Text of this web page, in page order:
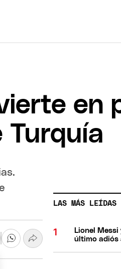
en
Turquía
LAS MÁS LEÍDAS
Lionel Messi
último adiós